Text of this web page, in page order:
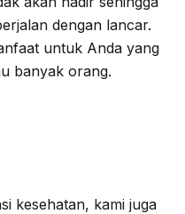
dengan lancar.
untuk Anda yang
banyak orang.
kesehatan, kami juga